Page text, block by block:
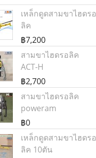
เหล็กดูดสามขาไฮดรอ
ลิค
฿7,200
สามขาไฮดรอลิค
ACT-H
฿2,700
สามขาไฮดรอลิค
poweram
฿0
เหล็กดูดสามขาไฮดรอ
ลิค 10ตัน